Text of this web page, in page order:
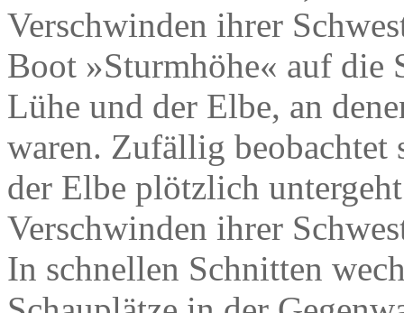
Verschwinden ihrer
Boot »Sturmhöhe« auf die
Lühe und der Elbe, an
waren. Zufällig beobachtet
der Elbe plötzlich
Verschwinden ihrer
In schnellen Schnitten